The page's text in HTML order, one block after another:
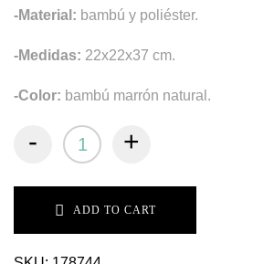
-Material: bambú y poliéster.
-Medidas: 22x22x37 cm.
-Color: bambú marrón natural.
- +
ADD TO CART